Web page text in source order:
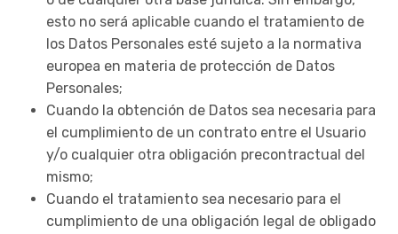
esto no será aplicable cuando el tratamiento de
los Datos Personales esté sujeto a la normativa
europea en materia de protección de Datos
Personales;
Cuando la obtención de Datos sea necesaria para
el cumplimiento de un contrato entre el Usuario
y/o cualquier otra obligación precontractual del
mismo;
Cuando el tratamiento sea necesario para el
cumplimiento de una obligación legal de obligado